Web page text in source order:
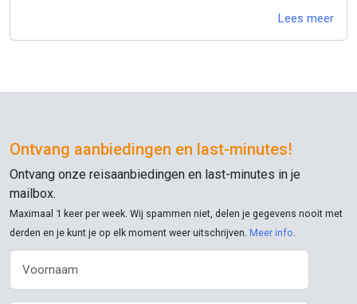
Lees meer
Ontvang aanbiedingen en last-minutes!
Ontvang onze reisaanbiedingen en last-minutes in je
mailbox.
Maximaal 1 keer per week. Wij spammen niet, delen je gegevens nooit met
derden en je kunt je op elk moment weer uitschrijven. Meer info